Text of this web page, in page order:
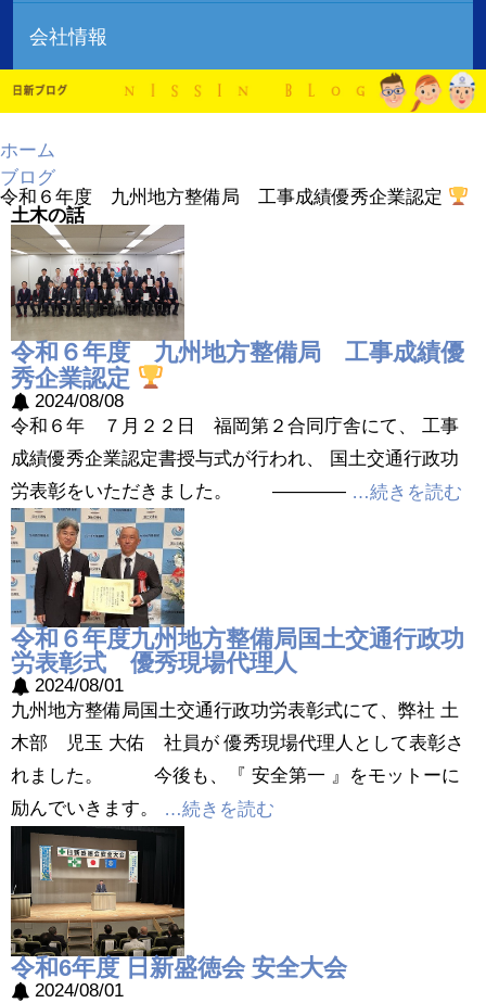
会社情報
ホーム
ブログ
令和６年度 九州地方整備局 工事成績優秀企業認定
土木の話
令和６年度 九州地方整備局 工事成績優
秀企業認定
2024/08/08
令和６年 ７月２２日 福岡第２合同庁舎にて、 工事
成績優秀企業認定書授与式が行われ、 国土交通行政功
労表彰をいただきました。 ———— …続きを読む
令和６年度九州地方整備局国土交通行政功
労表彰式 優秀現場代理人
2024/08/01
九州地方整備局国土交通行政功労表彰式にて、弊社 土
木部 児玉 大佑 社員が 優秀現場代理人として表彰さ
れました。 今後も、『 安全第一 』をモットーに
励んでいきます。
…続きを読む
令和6年度 日新盛徳会 安全大会
2024/08/01